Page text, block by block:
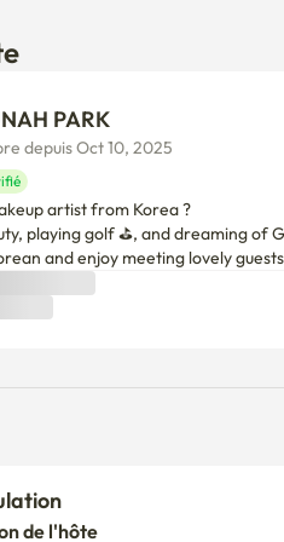
PARK
depuis Oct 10, 2025
artist from Korea ?
playing golf ⛳, and dreaming of
sous 24 heures, vous serez
de l'hôte